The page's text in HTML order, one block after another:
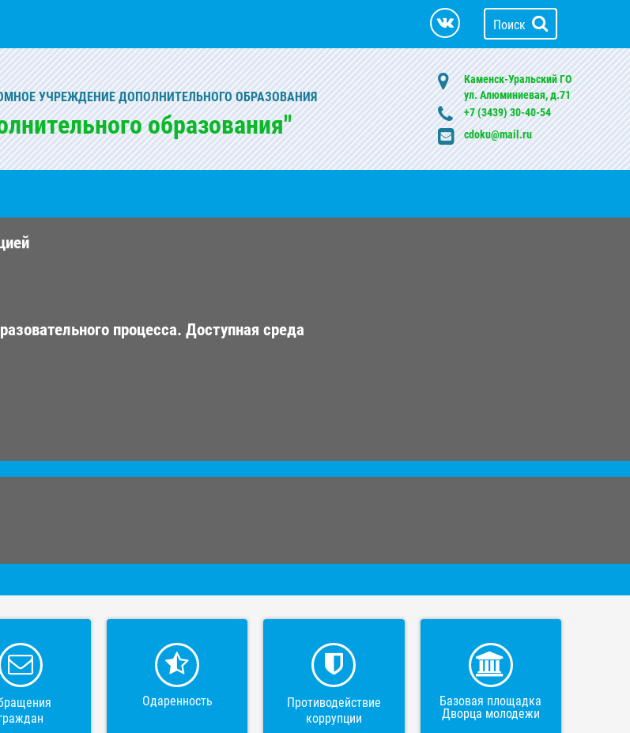
Поиск
УЧРЕЖДЕНИЕ ДОПОЛНИТЕЛЬНОГО ОБРАЗОВАНИЯ
образования"
Каменск-Уральский ГО
ул. Алюминиевая, д.71
+7 (3439) 30-40-54
cdoku@mail.ru
процесса. Доступная среда
Одаренность
Противодействие
коррупции
Базовая площадка
Дворца молодежи